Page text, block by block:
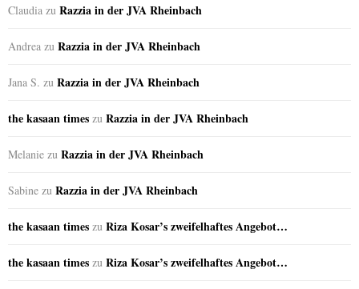
Claudia zu Razzia in der JVA Rheinbach
Andrea zu Razzia in der JVA Rheinbach
Jana S. zu Razzia in der JVA Rheinbach
the kasaan times zu Razzia in der JVA Rheinbach
Melanie zu Razzia in der JVA Rheinbach
Sabine zu Razzia in der JVA Rheinbach
the kasaan times zu Riza Kosar’s zweifelhaftes Angebot…
the kasaan times zu Riza Kosar’s zweifelhaftes Angebot…